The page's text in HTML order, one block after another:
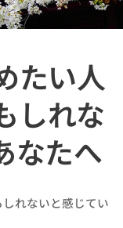
たい人
しれな
なたへ
れないと感じてい